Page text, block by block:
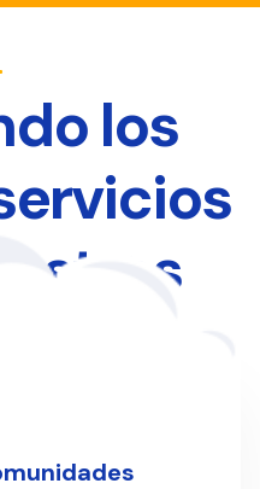
los